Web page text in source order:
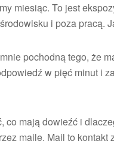
miesiąc. To jest
i poza pracą.
pochodną tego, że
w pięć minut i
co mają dowieźć i
maile. Mail to